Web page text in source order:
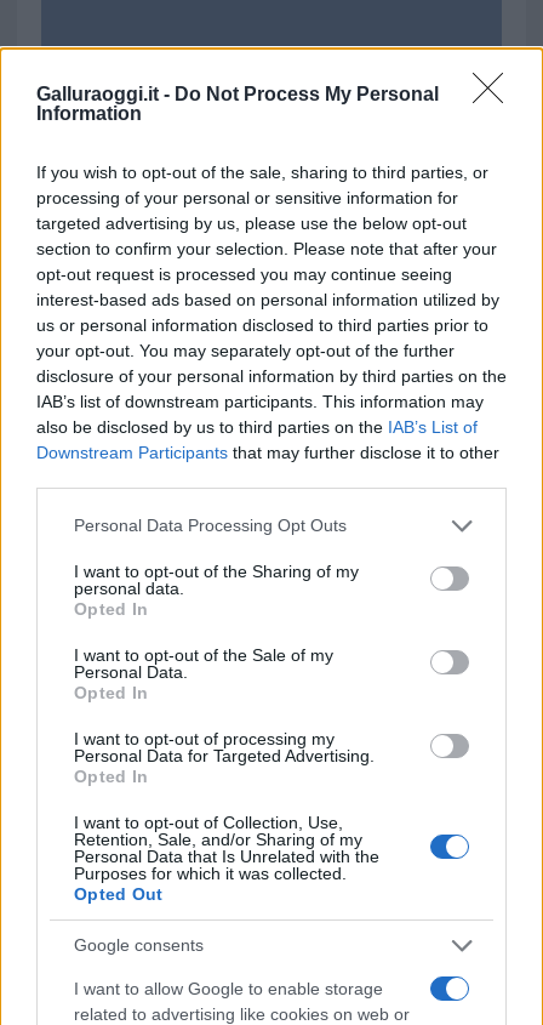
Galluraoggi.it - Do Not Process My Personal
Information
If you wish to opt-out of the sale, sharing to third parties, or
processing of your personal or sensitive information for
targeted advertising by us, please use the below opt-out
section to confirm your selection. Please note that after your
opt-out request is processed you may continue seeing
interest-based ads based on personal information utilized by
us or personal information disclosed to third parties prior to
your opt-out. You may separately opt-out of the further
disclosure of your personal information by third parties on the
IAB’s list of downstream participants. This information may
also be disclosed by us to third parties on the IAB’s List of
Downstream Participants that may further disclose it to other
Please note that this website/app uses one or more Google
not limited to your visit or usage behaviour. You may click to
grant or deny consent to Google and its third-party tags to
use your data for below specified purposes in below Google
consent section.
Personal Data Processing Opt Outs
I want to opt-out of the Sharing of my
personal data.
Opted In
I want to opt-out of the Sale of my
Personal Data.
Opted In
I want to opt-out of processing my
Personal Data for Targeted Advertising.
Opted In
I want to opt-out of Collection, Use,
Retention, Sale, and/or Sharing of my
Personal Data that Is Unrelated with the
Purposes for which it was collected.
Opted Out
Google consents
I want to allow Google to enable storage
related to advertising like cookies on web or
Inviaci le tue segnalazioni,
Su WhatsApp al numero +39
345 356 7512
Ricevi le nostre ultime news
daGoogle News
Condividi l'articolo
a
ce
b
o
o
k
w
it
te
r
n
re
W
h
s
p
p
S
h
re
Prossimo articolo
NOTIZIE RECENTI
Jovanotti, Gabry Ponte e Alfa: Olbia ombelico del
mondo per una notte
Giorgia Meloni a La Maddalena, la vicesindaco:
“Orgoglio e discrezione per visita privata̶…